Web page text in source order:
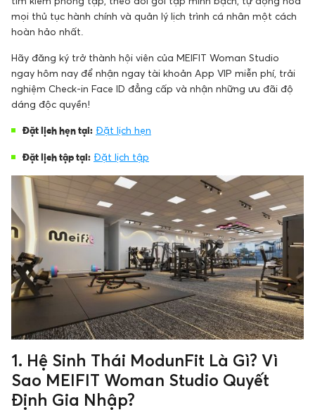
mọi thủ tục hành chính và quản lý lịch trình cá nhân một cách
hoàn hảo nhất.
Hãy đăng ký trở thành hội viên của MEIFIT Woman Studio
ngay hôm nay để nhận ngay tài khoản App VIP miễn phí, trải
nghiệm Check-in Face ID đẳng cấp và nhận những ưu đãi độ
dáng độc quyền!
Đặt lịch hẹn tại: Đặt lịch hẹn
Đặt lịch tập tại: Đặt lịch tập
1. Hệ Sinh Thái ModunFit Là Gì? Vì
Sao MEIFIT Woman Studio Quyết
Định Gia Nhập?